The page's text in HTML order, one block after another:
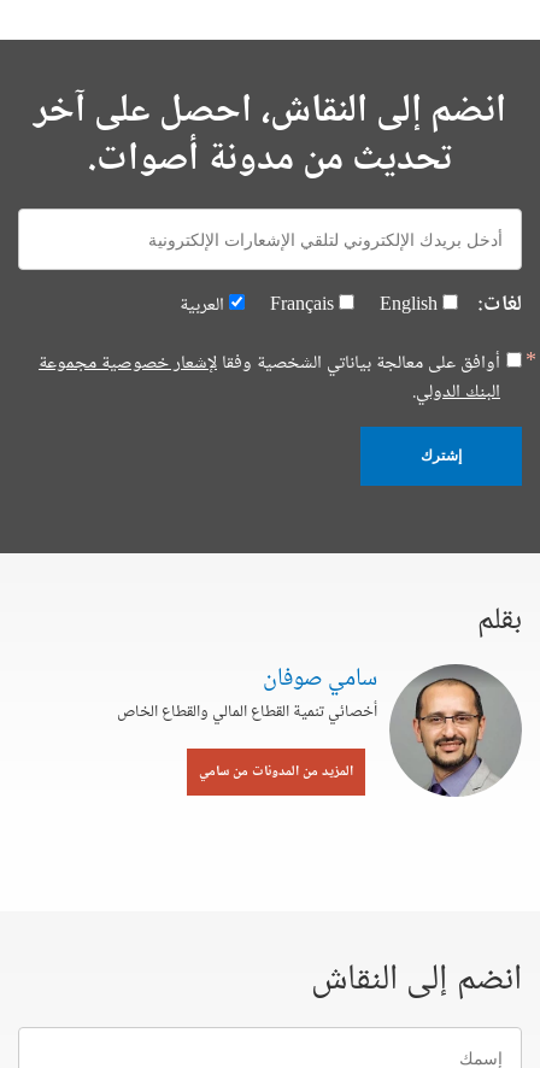
انضم إلى النقاش، احصل على آخر
تحديث من مدونة أصوات.
E-
mail:
لغات: English
Français
العربية
أوافق على معالجة بياناتي الشخصية وفقالإشعار خصوصية مجموعة
البنك الدولي.
إشترك
بقلم
سامي صوفان
أخصائي تنمية القطاع المالي والقطاع الخاص
المزيد من المدونات من سامي
انضم إلى النقاش
إسمك